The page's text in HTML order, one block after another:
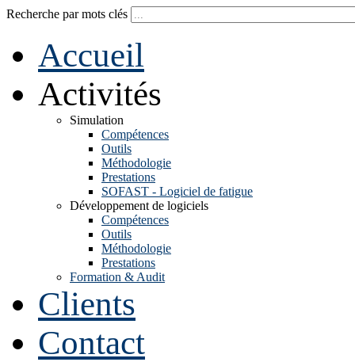
Recherche par mots clés
Accueil
Activités
Simulation
Compétences
Outils
Méthodologie
Prestations
SOFAST - Logiciel de fatigue
Développement de logiciels
Compétences
Outils
Méthodologie
Prestations
Formation & Audit
Clients
Contact